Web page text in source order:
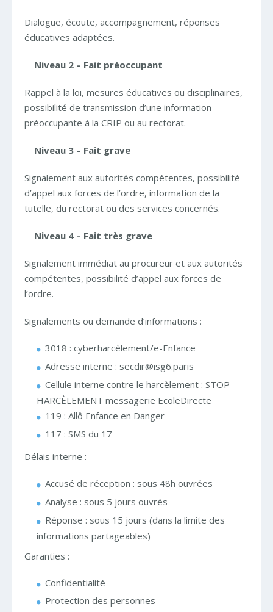
Dialogue, écoute, accompagnement, réponses
éducatives adaptées.
Niveau 2 – Fait préoccupant
Rappel à la loi, mesures éducatives ou disciplinaires,
possibilité de transmission d’une information
préoccupante à la CRIP ou au rectorat.
Niveau 3 – Fait grave
Signalement aux autorités compétentes, possibilité
d’appel aux forces de l’ordre, information de la
tutelle, du rectorat ou des services concernés.
Niveau 4 – Fait très grave
Signalement immédiat au procureur et aux autorités
compétentes, possibilité d’appel aux forces de
l’ordre.
Signalements ou demande d’informations :
3018 : cyberharcèlement/e-Enfance
Adresse interne : secdir@isg6.paris
Cellule interne contre le harcèlement : STOP
HARCÈLEMENT messagerie EcoleDirecte
119 : Allô Enfance en Danger
117 : SMS du 17
Délais interne :
Accusé de réception : sous 48h ouvrées
Analyse : sous 5 jours ouvrés
Réponse : sous 15 jours (dans la limite des
informations partageables)
Garanties :
Confidentialité
Protection des personnes